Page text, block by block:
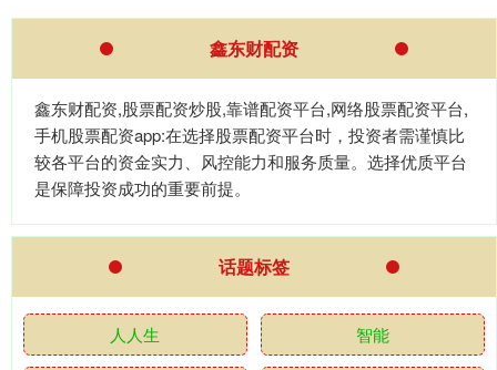
鑫东财配资
鑫东财配资,股票配资炒股,靠谱配资平台,网络股票配资平台,
手机股票配资app:在选择股票配资平台时，投资者需谨慎比
较各平台的资金实力、风控能力和服务质量。选择优质平台
是保障投资成功的重要前提。
话题标签
人人生 智能